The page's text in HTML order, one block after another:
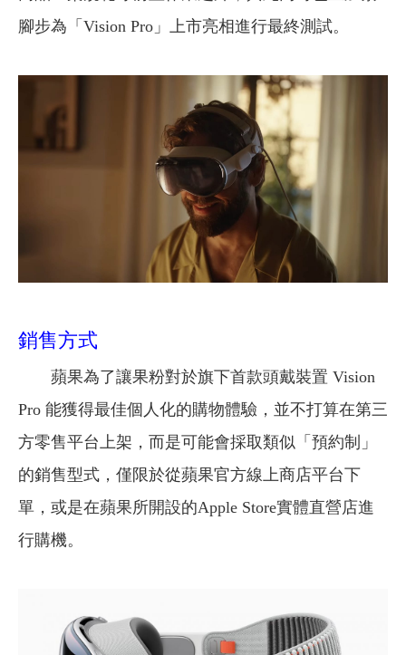
腳步為「Vision Pro」上市亮相進行最終測試。
銷售方式
蘋果為了讓果粉對於旗下首款頭戴裝置 Vision
Pro 能獲得最佳個人化的購物體驗，並不打算在第三
方零售平台上架，而是可能會採取類似「預約制」
的銷售型式，僅限於從蘋果官方線上商店平台下
單，或是在蘋果所開設的Apple Store實體直營店進
行購機。